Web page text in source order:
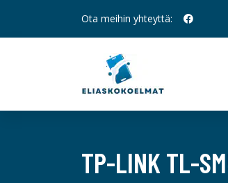
Ota meihin yhteyttä:
TP-LINK TL-